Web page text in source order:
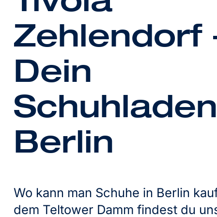
Zehlendorf
Dein
Berlin
Wo kann man Schuhe in Berlin
dem Teltower Damm findest du